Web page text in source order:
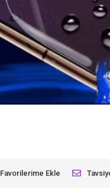
Favorilerime Ekle